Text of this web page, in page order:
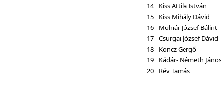
14 Kiss Attila István
15
Kiss Mihály Dávid
16
Molnár József Bálint
17 Csurgai József Dávid
18
Koncz Gergő
19
Kádár- Németh János
20
Rév Tamás